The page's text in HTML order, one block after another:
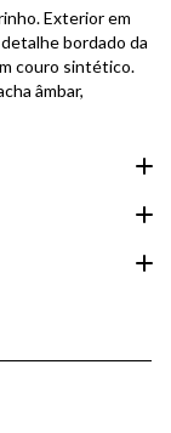
Exterior em
bordado da
couro sintético.
âmbar,